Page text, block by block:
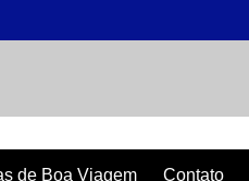
de Boa Viagem Contato